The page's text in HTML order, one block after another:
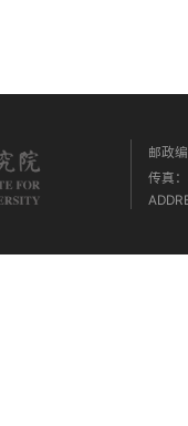
邮政
传真